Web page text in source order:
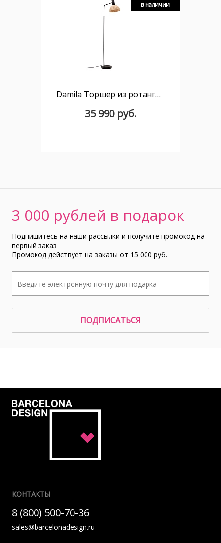
в наличии
Damila Торшер из ротанга и черного металла
35 990 руб.
3 000 рублей в подарок
Подпишитесь на наши рассылки и получите промокод на
первый заказ
Промокод действует на заказы от 15 000 руб.
ПОДПИСАТЬСЯ
КОНТАКТЫ
8 (800) 500-70-36
sales@barcelonadesign.ru